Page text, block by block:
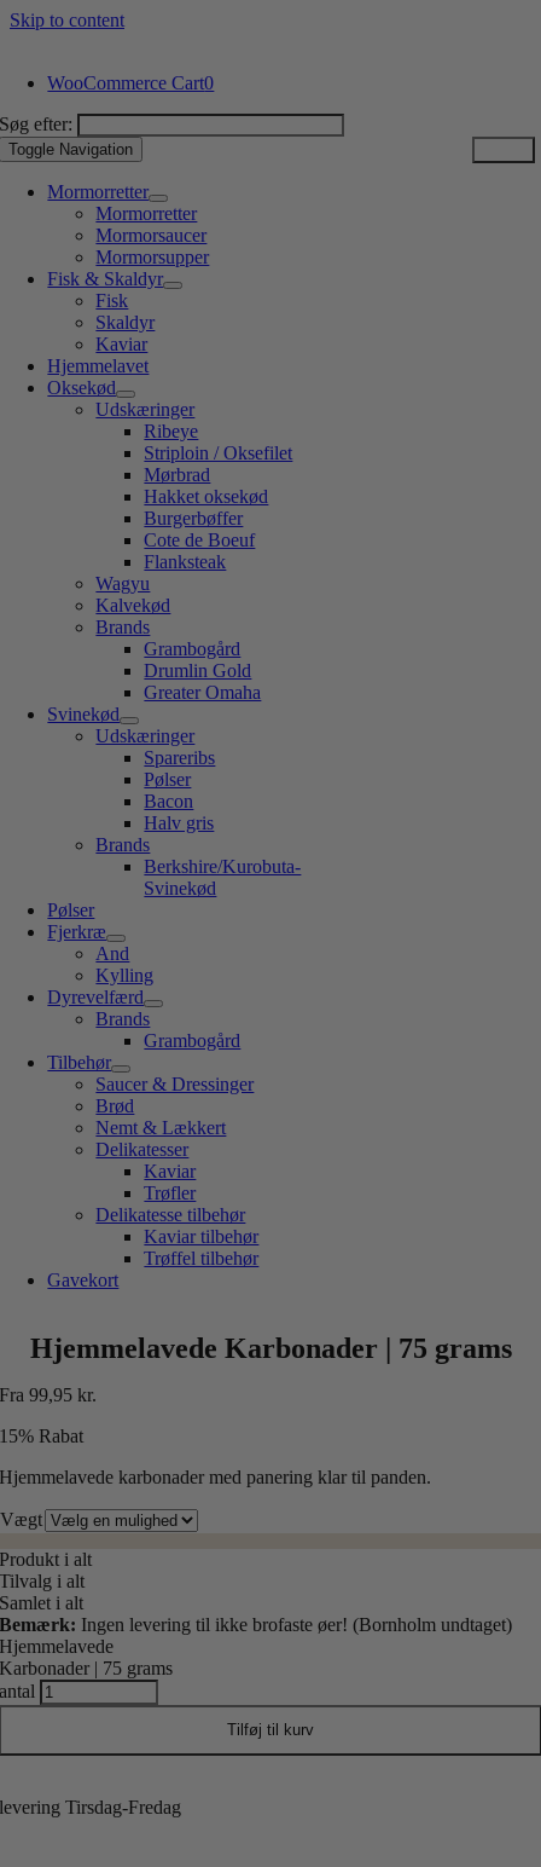
Skip to content
WooCommerce Cart0
Søg efter:
Toggle Navigation
Mormorretter
Mormorretter
Mormorsaucer
Mormorsupper
Fisk & Skaldyr
Fisk
Skaldyr
Kaviar
Hjemmelavet
Oksekød
Udskæringer
Ribeye
Striploin / Oksefilet
Mørbrad
Hakket oksekød
Burgerbøffer
Cote de Boeuf
Flanksteak
Wagyu
Kalvekød
Brands
Grambogård
Drumlin Gold
Greater Omaha
Svinekød
Udskæringer
Spareribs
Pølser
Bacon
Halv gris
Brands
Berkshire/Kurobuta-
Svinekød
Pølser
Fjerkræ
And
Kylling
Dyrevelfærd
Brands
Grambogård
Tilbehør
Saucer & Dressinger
Brød
Nemt & Lækkert
Delikatesser
Kaviar
Trøfler
Delikatesse tilbehør
Kaviar tilbehør
Trøffel tilbehør
Gavekort
Hjemmelavede Karbonader | 75 grams
Fra99,95kr.
15% Rabat
Hjemmelavede karbonader med panering klar til panden.
Vægt
Produkt i alt
Tilvalg i alt
Samlet i alt
Bemærk: Ingen levering til ikke brofaste øer! (Bornholm undtaget)
Hjemmelavede
Karbonader | 75 grams
antal
Tilføj til kurv
levering Tirsdag-Fredag